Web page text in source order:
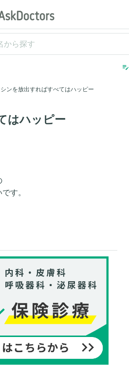
edit_note
ンを放出すればすべてはハッピー
はハッピー
す。